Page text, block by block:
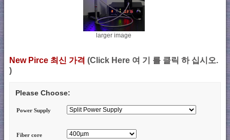
larger image
New Pirce 최신 가격 (Click Here 여 기 를 클릭 하 십시오.
)
Please Choose:
Power Supply
Fiber core